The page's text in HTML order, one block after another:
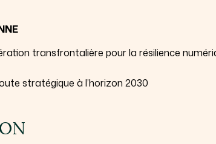
transfrontalière pour la résilience
stratégique à l’horizon 2030